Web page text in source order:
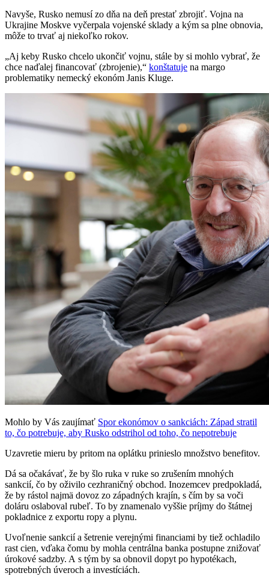
Navyše, Rusko nemusí zo dňa na deň prestať zbrojiť. Vojna na
Ukrajine Moskve vyčerpala vojenské sklady a kým sa plne obnovia,
môže to trvať aj niekoľko rokov.
„Aj keby Rusko chcelo ukončiť vojnu, stále by si mohlo vybrať, že
chce naďalej financovať (zbrojenie),“ konštatuje na margo
problematiky nemecký ekonóm Janis Kluge.
Mohlo by Vás zaujímať Spor ekonómov o sankciách: Západ stratil
to, čo potrebuje, aby Rusko odstrihol od toho, čo nepotrebuje
Uzavretie mieru by pritom na oplátku prinieslo množstvo benefitov.
Dá sa očakávať, že by šlo ruka v ruke so zrušením mnohých
sankcií, čo by oživilo cezhraničný obchod. Inozemcev predpokladá,
že by rástol najmä dovoz zo západných krajín, s čím by sa voči
doláru oslaboval rubeľ. To by znamenalo vyššie príjmy do štátnej
pokladnice z exportu ropy a plynu.
Uvoľnenie sankcií a šetrenie verejnými financiami by tiež ochladilo
rast cien, vďaka čomu by mohla centrálna banka postupne znižovať
úrokové sadzby. A s tým by sa obnovil dopyt po hypotékach,
spotrebných úveroch a investíciách.